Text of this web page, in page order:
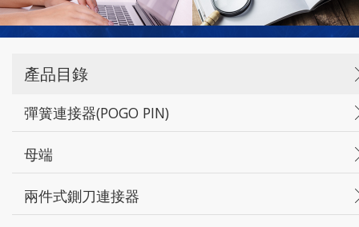
產品目錄
彈簧連接器(POGO PIN)
母端
兩件式鍘刀連接器